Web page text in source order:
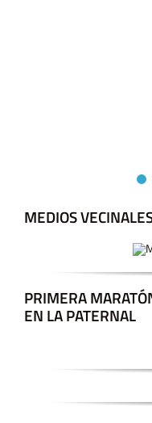
MEDIOS
PRIMERA
EN LA PATERNAL